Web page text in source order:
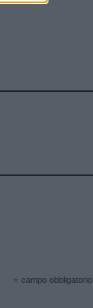
* campo obbligatorio